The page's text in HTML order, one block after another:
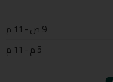
9 ص - 11 م
5 م - 11 م